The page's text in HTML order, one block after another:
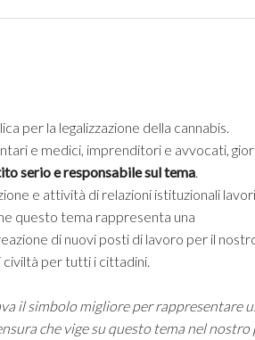
per la legalizzazione della cannabis.
e medici, imprenditori e avvocati,
serio e responsabile sul tema.
e attività di relazioni istituzionali
questo tema rappresenta una
di nuovi posti di lavoro per il
per tutti i cittadini.
il simbolo migliore per rappresentare
che vige su questo tema nel nostro